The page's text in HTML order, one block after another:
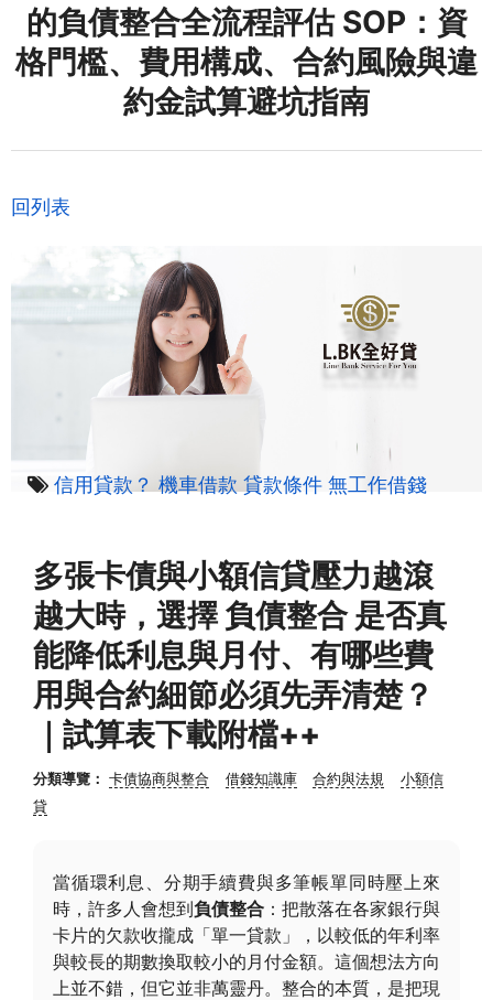
的負債整合全流程評估 SOP：資
格門檻、費用構成、合約風險與違
約金試算避坑指南
回列表
信用貸款？ 機車借款 貸款條件 無工作借錢
多張卡債與小額信貸壓力越滾
越大時，選擇 負債整合 是否真
能降低利息與月付、有哪些費
用與合約細節必須先弄清楚？
｜試算表下載附檔++
分類導覽： 卡債協商與整合 借錢知識庫 合約與法規
小額信
貸
當循環利息、分期手續費與多筆帳單同時壓上來
時，許多人會想到負債整合 ：把散落在各家銀行與
卡片的欠款收攏成「單一貸款」，以較低的年利率
與較長的期數換取較小的月付金額。這個想法方向
上並不錯，但它並非萬靈丹。整合的本質，是把現